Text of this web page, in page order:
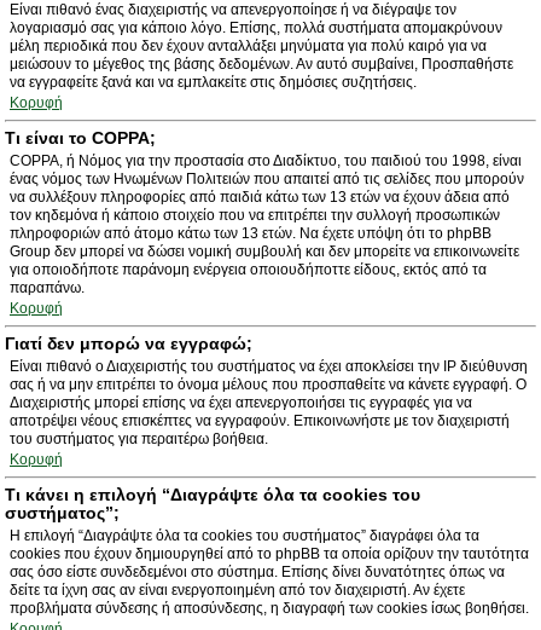
Είναι πιθανό ένας διαχειριστής να απενεργοποίησε ή να διέγραψε τον
λογαριασμό σας για κάποιο λόγο. Επίσης, πολλά συστήματα απομακρύνουν
μέλη περιοδικά που δεν έχουν ανταλλάξει μηνύματα για πολύ καιρό για να
μειώσουν το μέγεθος της βάσης δεδομένων. Αν αυτό συμβαίνει, Προσπαθήστε
να εγγραφείτε ξανά και να εμπλακείτε στις δημόσιες συζητήσεις.
Κορυφή
Τι είναι το COPPA;
COPPA, ή Νόμος για την προστασία στο Διαδίκτυο, του παιδιού του 1998, είναι
ένας νόμος των Ηνωμένων Πολιτειών που απαιτεί από τις σελίδες που μπορούν
να συλλέξουν πληροφορίες από παιδιά κάτω των 13 ετών να έχουν άδεια από
τον κηδεμόνα ή κάποιο στοιχείο που να επιτρέπει την συλλογή προσωπικών
πληροφοριών από άτομο κάτω των 13 ετών. Να έχετε υπόψη ότι το phpBB
Group δεν μπορεί να δώσει νομική συμβουλή και δεν μπορείτε να επικοινωνείτε
για οποιοδήποτε παράνομη ενέργεια οποιουδήποττε είδους, εκτός από τα
παραπάνω.
Κορυφή
Γιατί δεν μπορώ να εγγραφώ;
Είναι πιθανό ο Διαχειριστής του συστήματος να έχει αποκλείσει την IP διεύθυνση
σας ή να μην επιτρέπει το όνομα μέλους που προσπαθείτε να κάνετε εγγραφή. Ο
Διαχειριστής μπορεί επίσης να έχει απενεργοποιήσει τις εγγραφές για να
αποτρέψει νέους επισκέπτες να εγγραφούν. Επικοινωνήστε με τον διαχειριστή
του συστήματος για περαιτέρω βοήθεια.
Κορυφή
Τι κάνει η επιλογή “Διαγράψτε όλα τα cookies του
συστήματος”;
Η επιλογή “Διαγράψτε όλα τα cookies του συστήματος” διαγράφει όλα τα
cookies που έχουν δημιουργηθεί από το phpBB τα οποία ορίζουν την ταυτότητα
σας όσο είστε συνδεδεμένοι στο σύστημα. Επίσης δίνει δυνατότητες όπως να
δείτε τα ίχνη σας αν είναι ενεργοποιημένη από τον διαχειριστή. Αν έχετε
προβλήματα σύνδεσης ή αποσύνδεσης, η διαγραφή των cookies ίσως βοηθήσει.